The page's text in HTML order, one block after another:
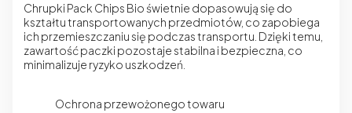
Chrupki Pack Chips Bio świetnie dopasowują się do
kształtu transportowanych przedmiotów, co zapobiega
ich przemieszczaniu się podczas transportu. Dzięki temu,
zawartość paczki pozostaje stabilna i bezpieczna, co
minimalizuje ryzyko uszkodzeń.
Ochrona przewożonego towaru